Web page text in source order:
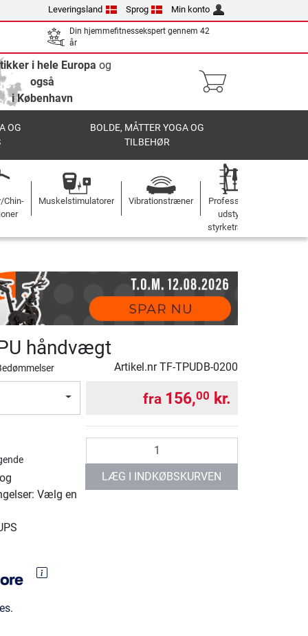
Leveringsland Sprog Min konto
Din hjemmefitnessekspert gennem 42
år
i hele Europa og
også
i København
OG
BOLDE, MÅTTER YOGA OG
TILBEHØR
Chin-
Muskelstimulatorer Vibrationstræner
Professionelt
udstyr til
styrketræning
håndvægt
Artikel.nrTF-TPUDB-0200
Vælg en
fra 156,00 kr.
LÆG I INDKØBSKURVEN